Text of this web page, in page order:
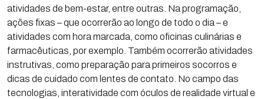
atividades de bem-estar, entre outras. Na programação,
ações fixas – que ocorrerão ao longo de todo o dia – e
atividades com hora marcada, como oficinas culinárias e
farmacêuticas, por exemplo. Também ocorrerão atividades
instrutivas, como preparação para primeiros socorros e
dicas de cuidado com lentes de contato. No campo das
tecnologias, interatividade com óculos de realidade virtual e